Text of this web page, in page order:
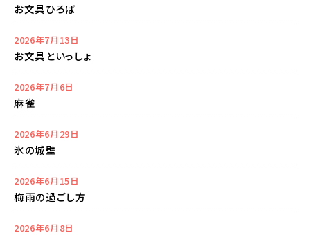
お文具ひろば
2026年7月13日
お文具といっしょ
2026年7月6日
麻雀
2026年6月29日
氷の城壁
2026年6月15日
梅雨の過ごし方
2026年6月8日